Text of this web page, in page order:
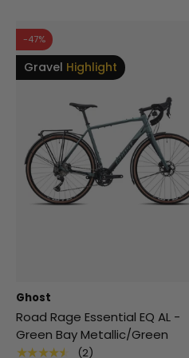
-47%
Gravel Highlight
Ghost
Road Rage Essential EQ AL -
Green Bay Metallic/Green
★★★★★ (2)